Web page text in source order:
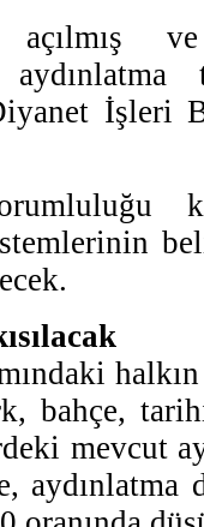
açılmış
İşleri
bahçe,
mevcut
aydınlatma